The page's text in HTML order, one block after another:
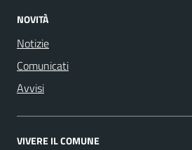
NOVITÀ
Notizie
Comunicati
Avvisi
VIVERE IL COMUNE